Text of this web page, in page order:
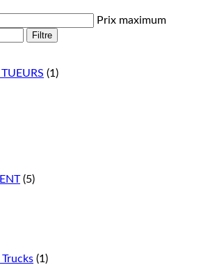
Prix maximum
Filtre
(1)
(5)
Trucks (1)